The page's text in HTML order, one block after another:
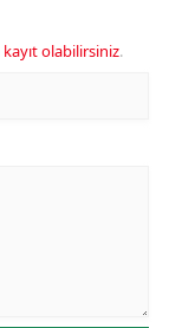
kayıt olabilirsiniz.